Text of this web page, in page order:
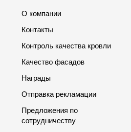
О компании
Контакты
Контроль качества кровли
Качество фасадов
Награды
Отправка рекламации
Предложения по
сотрудничеству